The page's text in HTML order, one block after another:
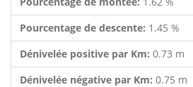
Pourcentage de descente: 1.45 %
Dénivelée positive par Km: 0.73 m
Dénivelée négative par Km: 0.75 m